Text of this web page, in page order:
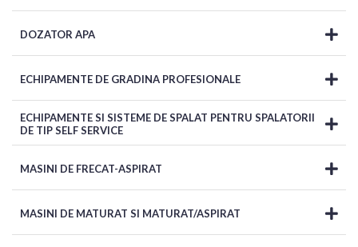
DOZATOR APA
ECHIPAMENTE DE GRADINA PROFESIONALE
ECHIPAMENTE SI SISTEME DE SPALAT PENTRU SPALATORII
DE TIP SELF SERVICE
MASINI DE FRECAT-ASPIRAT
MASINI DE MATURAT SI MATURAT/ASPIRAT